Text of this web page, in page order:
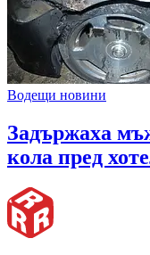
Водещи новини
Задържаха
кола пред